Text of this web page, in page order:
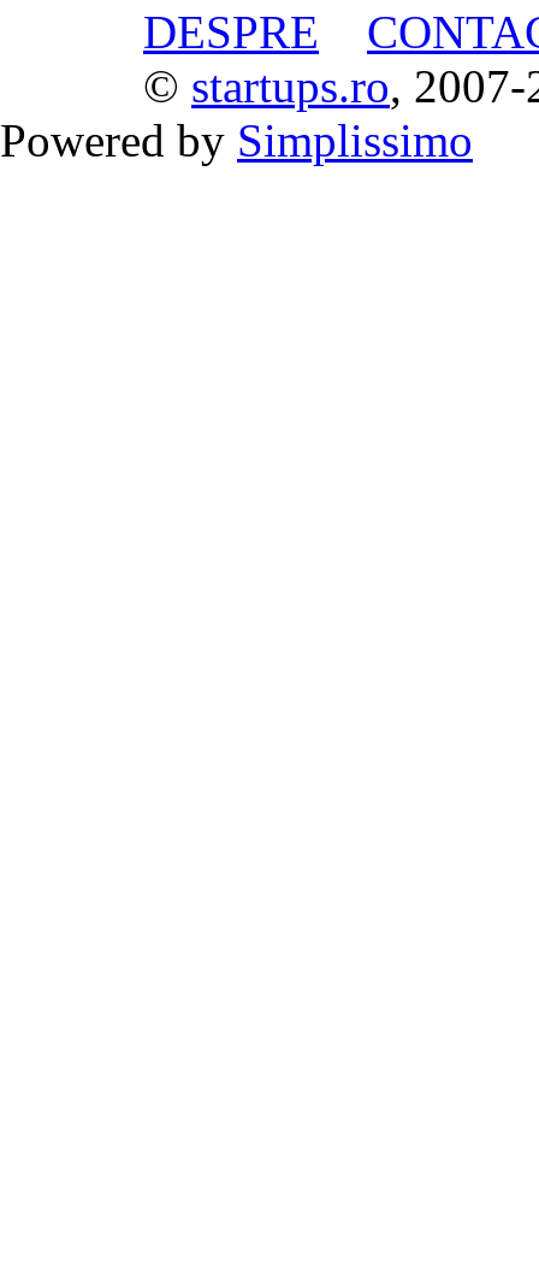
DESPRE
© startups.ro, 2007-
Powered by Simplissimo